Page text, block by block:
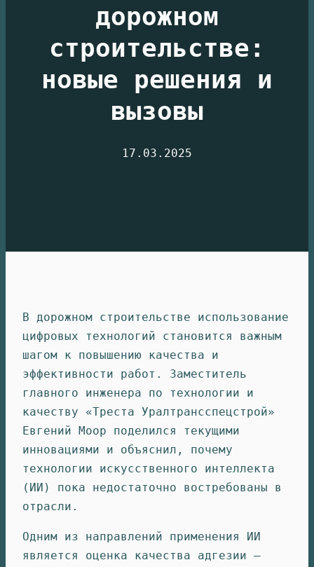
дорожном
строительстве:
новые решения и
вызовы
17.03.2025
В дорожном строительстве использование
цифровых технологий становится важным
шагом к повышению качества и
эффективности работ. Заместитель
главного инженера по технологии и
качеству «Треста Уралтрансспецстрой»
Евгений Моор поделился текущими
инновациями и объяснил, почему
технологии искусственного интеллекта
(ИИ) пока недостаточно востребованы в
отрасли.
Одним из направлений применения ИИ
является оценка качества адгезии —